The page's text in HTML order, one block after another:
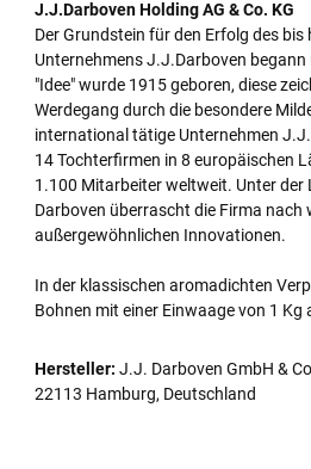
J.J.Darboven Holding AG & Co. KG
Der Grundstein für den Erfolg des
Unternehmens J.J.Darboven
"Idee" wurde 1915 geboren, diese
Werdegang durch die besondere
international tätige Unternehmen
14 Tochterfirmen in 8 europäischen
1.100 Mitarbeiter weltweit. Unter der
Darboven überrascht die Firma nach
außergewöhnlichen Innovationen.
In der klassischen aromadichten
Bohnen mit einer Einwaage von 1 Kg
Hersteller: J.J. Darboven GmbH &
22113 Hamburg, Deutschland